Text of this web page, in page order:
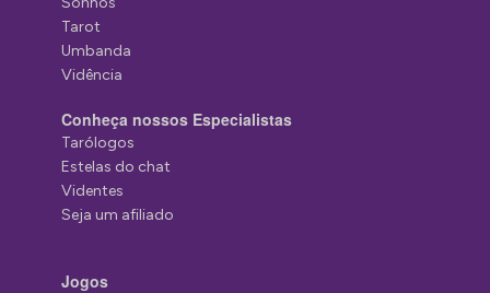
Tarot
Umbanda
Vidência
Conheça nossos Especialistas
Tarólogos
Estelas do chat
Videntes
Seja um afiliado
Jogos